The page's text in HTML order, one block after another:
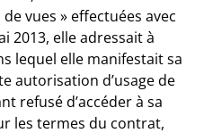
vues » effectuées avec
2013, elle adressait à
lequel elle manifestait sa
autorisation d’usage de
refusé d’accéder à sa
les termes du contrat,